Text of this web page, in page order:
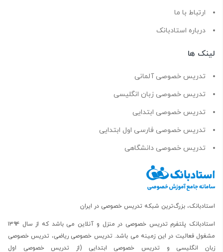
ارتباط با ما
درباره استادبانک
لینک ها
تدریس خصوصی آلمانی
تدریس خصوصی زبان انگلیسی
تدریس خصوصی ابتدایی
تدریس خصوصی فارسی اول ابتدایی
تدریس خصوصی دانشگاهی
استادبانک، بزرگ‌ترین شبکه تدریس خصوصی در ایران
استادبانک پلتفرم تدریس خصوصی در منزل و آنلاین
می باشد که از سال ۱۳۹۴
مشغول فعالیت در این زمینه می باشد.تدریس خصوصی ریاضی، تدریس خصوصی
زبان انگلیسی و تدریس خصوصی ابتدایی (از تدریس خصوصی اول